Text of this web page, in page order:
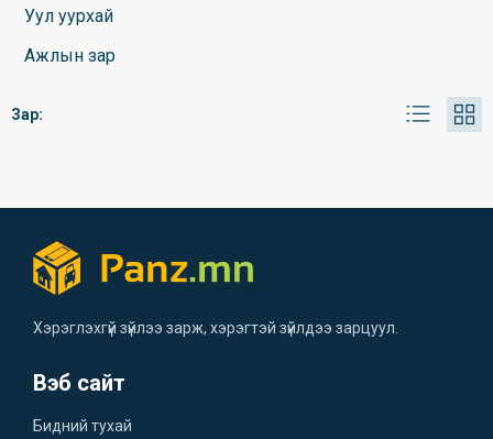
Уул уурхай
Ажлын зар
Зар:
Хэрэглэхгүй зүйлээ зарж, хэрэгтэй зүйлдээ зарцуул.
Вэб сайт
Бидний тухай